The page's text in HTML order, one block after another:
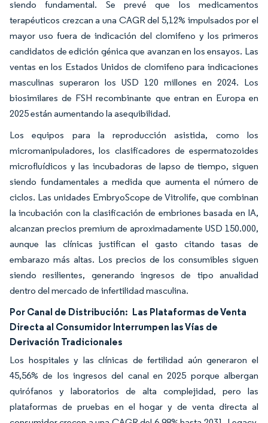
siendo fundamental. Se prevé que los medicamentos
terapéuticos crezcan a una CAGR del 5,12% impulsados por el
mayor uso fuera de indicación del clomifeno y los primeros
candidatos de edición génica que avanzan en los ensayos. Las
ventas en los Estados Unidos de clomifeno para indicaciones
masculinas superaron los USD 120 millones en 2024. Los
biosimilares de FSH recombinante que entran en Europa en
2025 están aumentando la asequibilidad.
Los equipos para la reproducción asistida, como los
micromanipuladores, los clasificadores de espermatozoides
microfluídicos y las incubadoras de lapso de tiempo, siguen
siendo fundamentales a medida que aumenta el número de
ciclos. Las unidades EmbryoScope de Vitrolife, que combinan
la incubación con la clasificación de embriones basada en IA,
alcanzan precios premium de aproximadamente USD 150.000,
aunque las clínicas justifican el gasto citando tasas de
embarazo más altas. Los precios de los consumibles siguen
siendo resilientes, generando ingresos de tipo anualidad
dentro del mercado de infertilidad masculina.
Por Canal de Distribución: Las Plataformas de Venta
Directa al Consumidor Interrumpen las Vías de
Derivación Tradicionales
Los hospitales y las clínicas de fertilidad aún generaron el
45,56% de los ingresos del canal en 2025 porque albergan
quirófanos y laboratorios de alta complejidad, pero las
plataformas de pruebas en el hogar y de venta directa al